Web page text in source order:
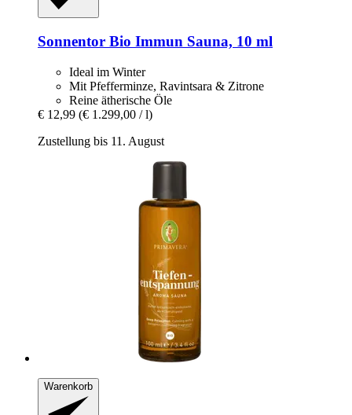
Sonnentor Bio Immun Sauna, 10 ml
Ideal im Winter
Mit Pfefferminze, Ravintsara & Zitrone
Reine ätherische Öle
€ 12,99 (€ 1.299,00 / l)
Zustellung bis 11. August
Warenkorb